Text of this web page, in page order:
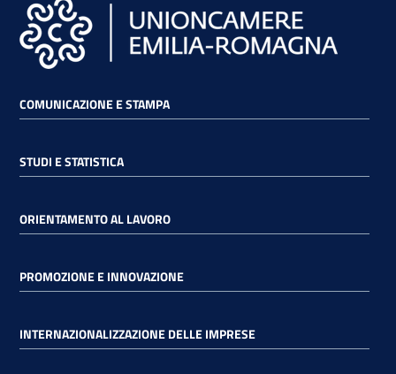
COMUNICAZIONE E STAMPA
STUDI E STATISTICA
ORIENTAMENTO AL LAVORO
PROMOZIONE E INNOVAZIONE
INTERNAZIONALIZZAZIONE DELLE IMPRESE